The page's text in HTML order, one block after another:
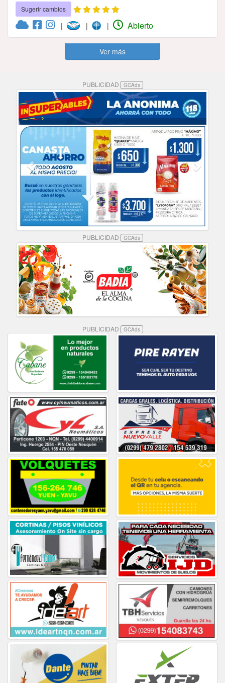
Sugerir cambios
| | | Abierto
Ver más
PUBLICIDAD GCAds
PUBLICIDAD GCAds
PUBLICIDAD GCAds